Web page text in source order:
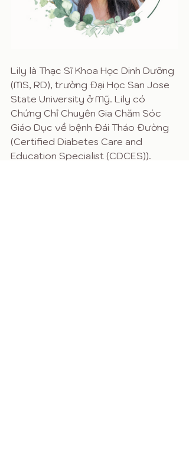
Lily là Thạc Sĩ Khoa Học Dinh Dưỡng
(MS, RD), trường Đại Học San Jose
State University ở Mỹ. Lily có
Chứng Chỉ Chuyên Gia Chăm Sóc
Giáo Dục về bệnh Đái Tháo Đường
(Certified Diabetes Care and
Education Specialist (CDCES)).